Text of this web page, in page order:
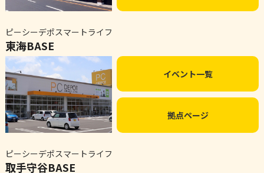
ピーシーデポスマートライフ
東海BASE
イベント一覧
拠点ページ
ピーシーデポスマートライフ
取手守谷BASE